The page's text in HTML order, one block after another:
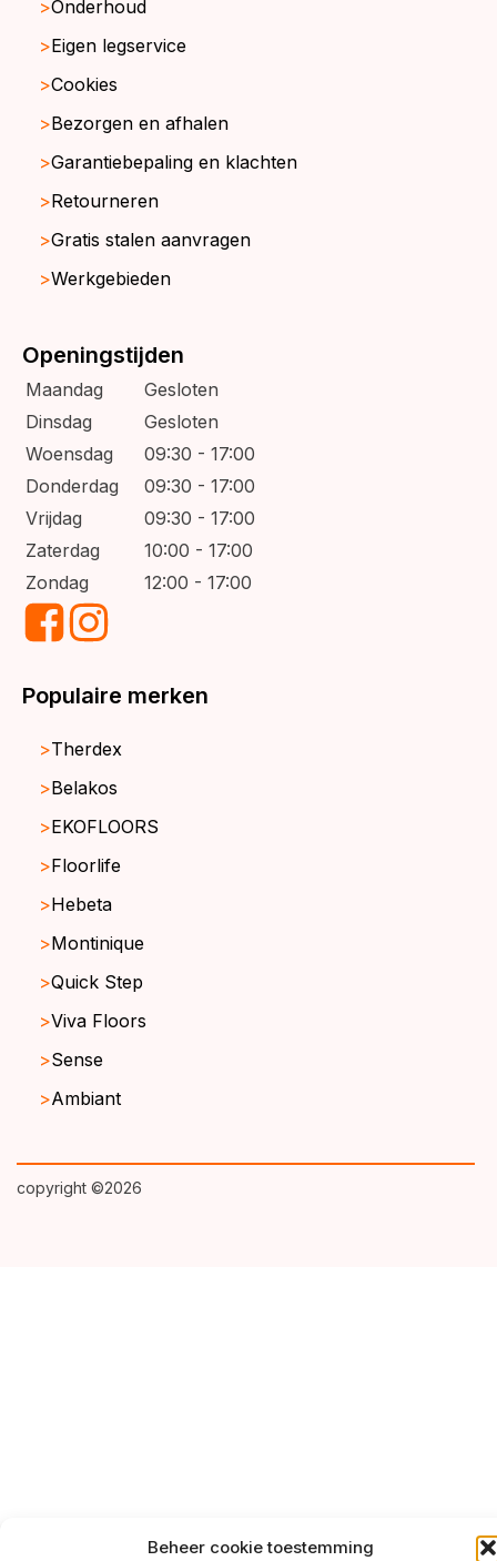
Beheer cookie toestemming
Onderhoud
Eigen legservice
Cookies
Bezorgen en afhalen
Garantiebepaling en klachten
Retourneren
Gratis stalen aanvragen
Werkgebieden
Openingstijden
Maandag
Gesloten
Dinsdag
Gesloten
Woensdag
09:30 - 17:00
Donderdag
09:30 - 17:00
Vrijdag
09:30 - 17:00
Zaterdag
10:00 - 17:00
Zondag
12:00 - 17:00
Populaire merken
Therdex
Belakos
EKOFLOORS
Floorlife
Hebeta
Montinique
Quick Step
Viva Floors
Sense
Ambiant
copyright ©2026